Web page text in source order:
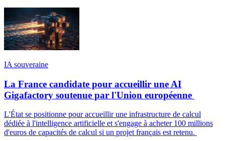
IA souveraine
La France candidate pour accueillir une AI
Gigafactory soutenue par l'Union européenne
L'État se positionne pour accueillir une infrastructure de calcul
dédiée à l'intelligence artificielle et s'engage à acheter 100 millions
d'euros de capacités de calcul si un projet français est retenu.